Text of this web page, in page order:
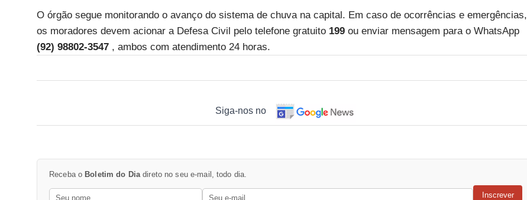
O órgão segue monitorando o avanço do sistema de chuva na capital. Em caso de ocorrências e emergências,
os moradores devem acionar a Defesa Civil pelo telefone gratuito 199 ou enviar mensagem para o WhatsApp
(92) 98802-3547 , ambos com atendimento 24 horas.
Siga-nos no
Receba o Boletim do Dia direto no seu e-mail, todo dia.
Inscrever